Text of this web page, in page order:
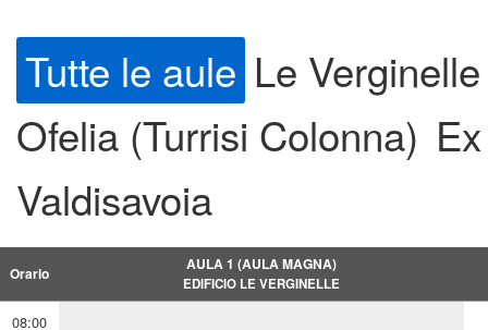
Tutte le aule Le Verginelle
Ofelia (Turrisi Colonna)
Valdisavoia
Orario AULA 1 (AULA MAGNA)
EDIFICIO LE VERGINELLE
08:00